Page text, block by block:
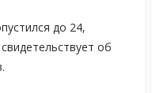
до 24,
об